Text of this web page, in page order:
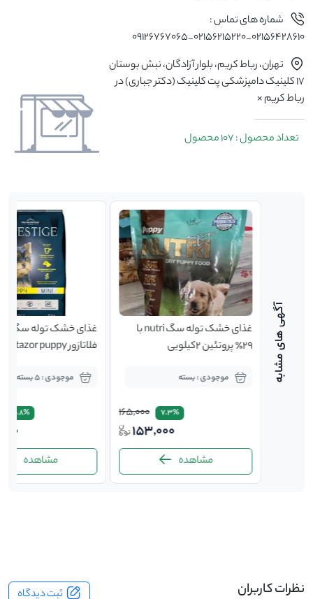
شماره های تماس :
02156428610_02156215220_09126767065
تهران، رباط كريم، بلوار آزادگان، نبش بوستان
17 کلینیک دامپزشکی پت کلینیک (دکتر جباری) در
رباط کریم ×
تعداد محصول : 107 محصول
غذای خشک توله سگ nutri با
۲۹٪ پروتئین ۲کیلویی
موجودی : بسته
7.3%
165,000
153,000
مشاهده
غذای خشک توله سگ
موجودی : 5 بسته
10.8%
مشاهده
نظرات کاربران ثبت دیدگاه